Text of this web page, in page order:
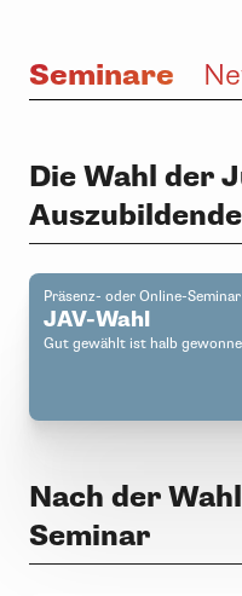
Seminare
Die Wahl der
Präsenz- oder Online-Seminar
JAV-Wahl
Gut gewählt ist halb
Nach der
Seminar